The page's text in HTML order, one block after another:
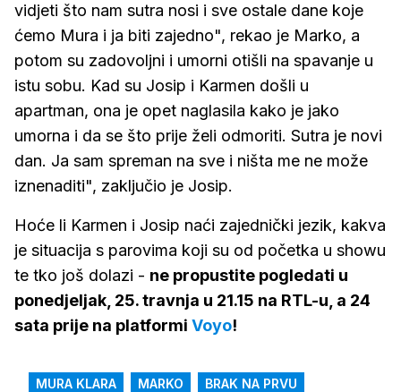
vidjeti što nam sutra nosi i sve ostale dane koje
ćemo Mura i ja biti zajedno", rekao je Marko, a
potom su zadovoljni i umorni otišli na spavanje u
istu sobu. Kad su Josip i Karmen došli u
apartman, ona je opet naglasila kako je jako
umorna i da se što prije želi odmoriti. Sutra je novi
dan. Ja sam spreman na sve i ništa me ne može
iznenaditi", zaključio je Josip.
Hoće li Karmen i Josip naći zajednički jezik, kakva
je situacija s parovima koji su od početka u showu
te tko još dolazi - ne propustite pogledati u
ponedjeljak, 25. travnja u 21.15 na RTL-u, a 24
sata prije na platformi Voyo!
MURA KLARA MARKO
BRAK NA PRVU